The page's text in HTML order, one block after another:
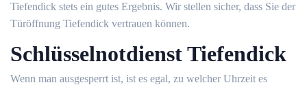
Tiefendick stets ein gutes Ergebnis. Wir stellen sicher, dass Sie der
Türöffnung Tiefendick vertrauen können.
Schlüsselnotdienst Tiefendick
Wenn man ausgesperrt ist, ist es egal, zu welcher Uhrzeit es